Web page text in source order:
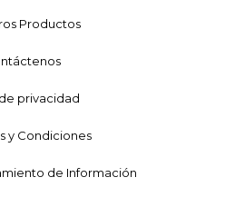
Productos
privacidad
y Condiciones
de Información